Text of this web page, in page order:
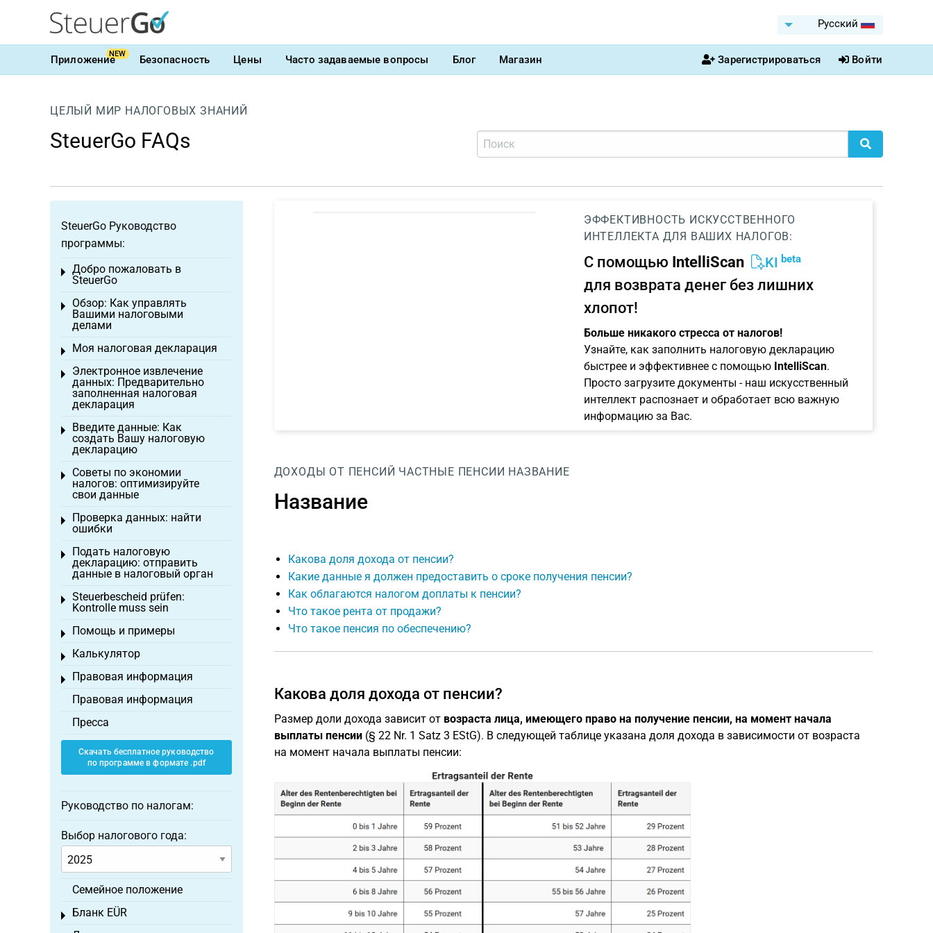
Pусский
ПриложениеNEW Безопасность Цены Часто задаваемые вопросы Блог Магазин Зарегистрироваться Войти
ЦЕЛЫЙ МИР НАЛОГОВЫХ ЗНАНИЙ
SteuerGo FAQs
ЭФФЕКТИВНОСТЬ ИСКУССТВЕННОГО
ИНТЕЛЛЕКТА ДЛЯ ВАШИХ НАЛОГОВ:
С помощью IntelliScan KI beta
для возврата денег без лишних
хлопот!
Больше никакого стресса от налогов!
Узнайте, как заполнить налоговую декларацию
быстрее и эффективнее с помощью IntelliScan.
Просто загрузите документы - наш искусственный
интеллект распознает и обработает всю важную
информацию за Вас.
ДОХОДЫ ОТ ПЕНСИЙ ЧАСТНЫЕ ПЕНСИИ НАЗВАНИЕ
Название
Какова доля дохода от пенсии?
Какие данные я должен предоставить о сроке получения пенсии?
Как облагаются налогом доплаты к пенсии?
Что такое рента от продажи?
Что такое пенсия по обеспечению?
Какова доля дохода от пенсии?
Размер доли дохода зависит от возраста лица, имеющего право на получение пенсии, на момент начала
выплаты пенсии(§ 22 Nr. 1 Satz 3 EStG). В следующей таблице указана доля дохода в зависимости от возраста
на момент начала выплаты пенсии:
SteuerGo Руководство
программы:
Добро пожаловать в
SteuerGo
Toggle menu
Обзор: Как управлять
Вашими налоговыми
делами
Toggle menu
Моя налоговая декларация
Toggle menu
Электронное извлечение
данных: Предварительно
заполненная налоговая
декларация
Toggle menu
Введите данные: Как
создать Вашу налоговую
декларацию
Toggle menu
Советы по экономии
налогов: оптимизируйте
свои данные
Toggle menu
Проверка данных: найти
ошибки
Toggle menu
Подать налоговую
декларацию: отправить
данные в налоговый орган
Toggle menu
Steuerbescheid prüfen:
Kontrolle muss sein
Toggle menu
Помощь и примеры
Toggle menu
Калькулятор
Toggle menu
Правовая информация
Toggle menu
Правовая информация
Пресса
Скачать бесплатное руководство
по программе в формате .pdf
Руководство по налогам:
Выбор налогового года:
Семейное положение
Бланк EÜR
Toggle menu